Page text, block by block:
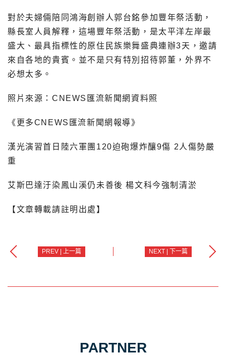
對於夫婦倆陪同鴻海創辦人郭台銘參加豐年祭活動，
縣長室人員解釋，這場豐年祭活動，是太平洋左岸最
盛大、最具指標性的原住民族樂舞盛典連辦3天，邀請
來自各地的貴賓。並不是只有特別招待郭董，外界不
必想太多。
照片來源：CNEWS匯流新聞網資料照
《更多CNEWS匯流新聞網報導》
漢光演習首日陸六軍團120迫砲爆炸釀9傷 2人傷勢嚴
重
艾斯巴達汙染鳳山溪仍未善後 楊文科今強制清淤
【文章轉載請註明出處】
PREV | 上一篇 NEXT | 下一篇
PARTNER